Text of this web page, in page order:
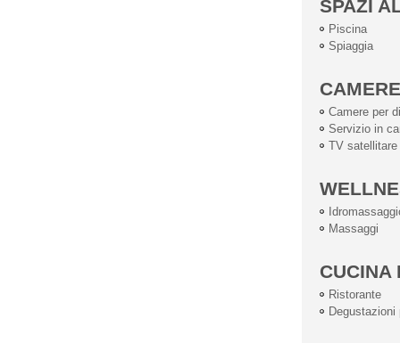
SPAZI
Piscina
Spiaggia
CAMERE
Camere per
Servizio in
TV satellitare
Massaggi
CUCINA
Ristorante